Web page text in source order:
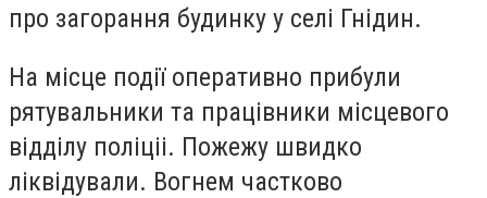
про загорання будинку у селі Гнідин.
На місце події оперативно прибули
рятувальники та працівники місцевого
відділу поліціі. Пожежу швидко
ліквідували. Вогнем частково